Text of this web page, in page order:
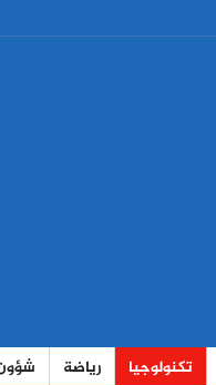
تكنولوجيا رياضة